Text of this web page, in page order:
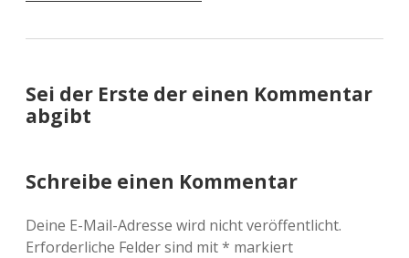
Sei der Erste der einen Kommentar
abgibt
Schreibe einen Kommentar
Deine E-Mail-Adresse wird nicht veröffentlicht.
Erforderliche Felder sind mit* markiert